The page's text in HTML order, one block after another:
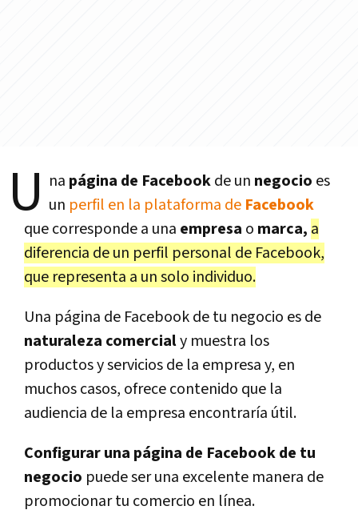
U na página de Facebookde un negocio es
un perfil en la plataforma de Facebook
que corresponde a una empresa o marca, a
diferencia de un perfil personal de Facebook,
que representa a un solo individuo.
Una página de Facebook de tu negocio es de
naturaleza comercialy muestra los
productos y servicios de la empresa y, en
muchos casos, ofrece contenido que la
audiencia de la empresa encontraría útil.
Configurar una página de Facebook de tu
negocio puede ser una excelente manera de
promocionar tu comercio en línea.